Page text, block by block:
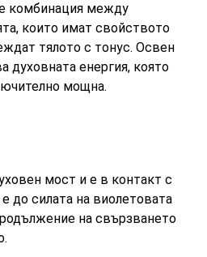
комбинация между
които имат свойството
тялото с тонус. Освен
духовната енергия, която
мощна.
мост и е в контакт с
до силата на виолетовата
на свързването